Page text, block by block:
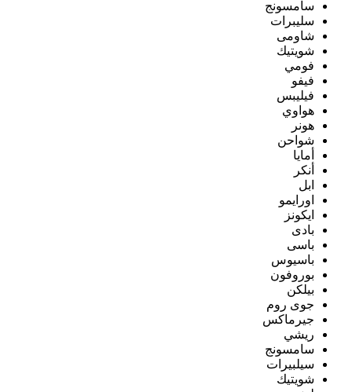
سامسونج
سليبرات
شاومى
شويتيك
فومي
فيفو
فيليبس
هواوي
هونر
شواحن
أمايا
أنكر
ابل
اورايمو
ايكونز
بادى
باسى
باسيوس
بوروفون
بيلكن
جوى روم
جيرماكس
ريشي
سامسونج
سيلبيرات
شويتيك